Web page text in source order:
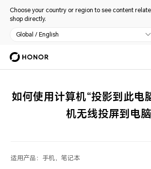
Choose your country or region to see content
shop directly.
Global / English
如何使用计算机“投影到此电
机无线投屏到电脑
适用产品： 手机，笔记本